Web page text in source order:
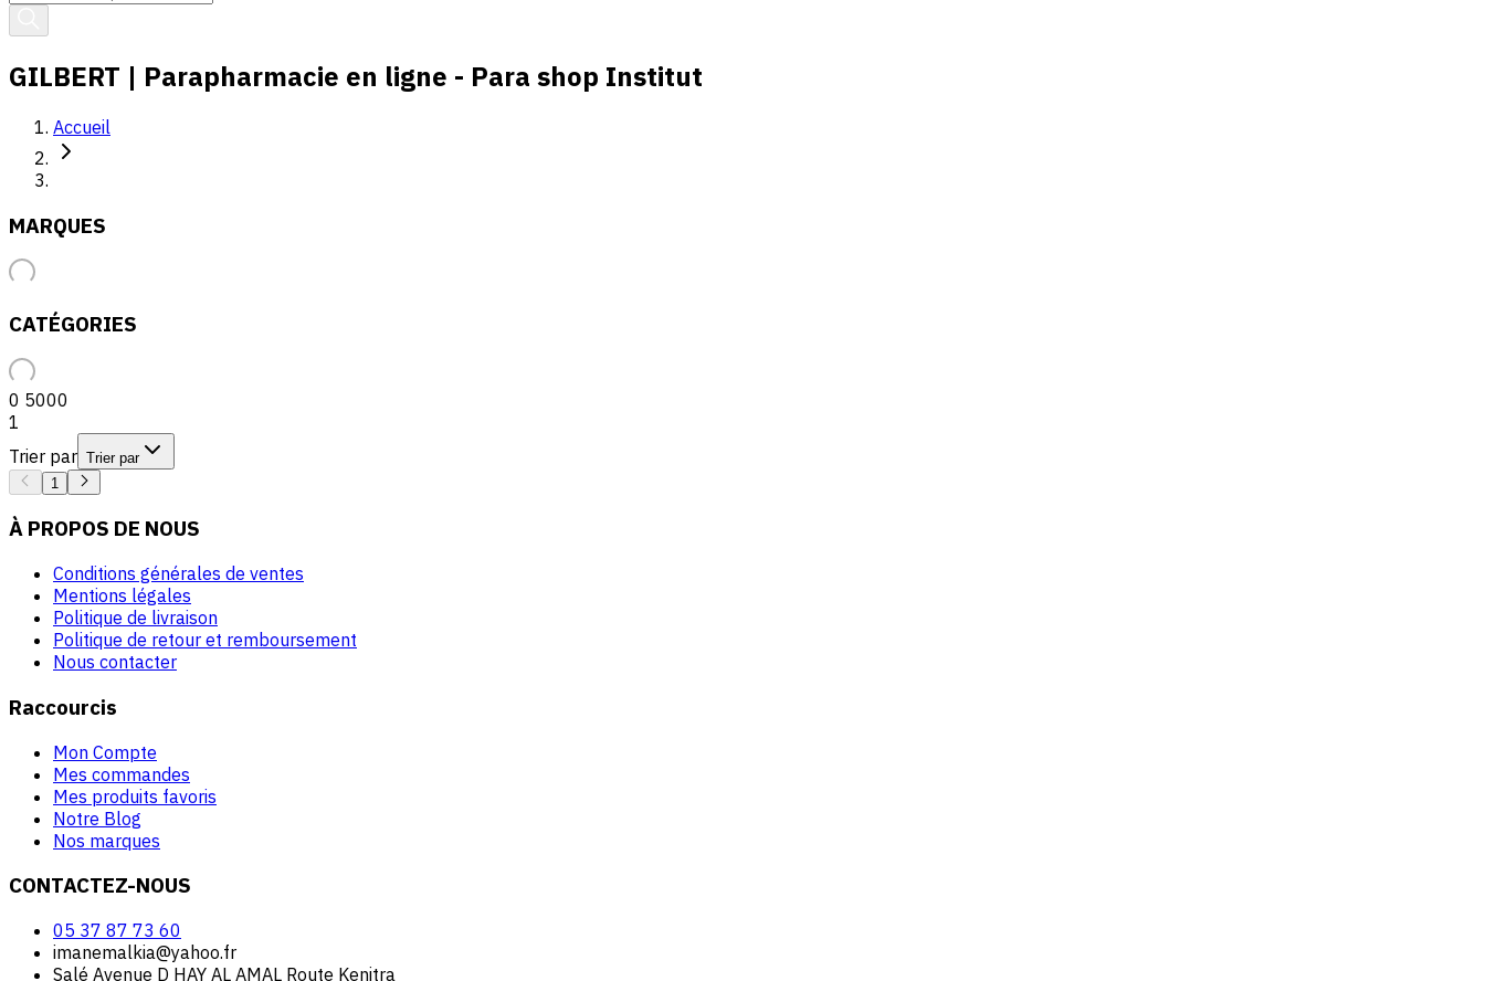
GILBERT | Parapharmacie en ligne - Para shop Institut
Accueil
MARQUES
CATÉGORIES
0 5000
1
Trier par Trier par
1
À PROPOS DE NOUS
Conditions générales de ventes
Mentions légales
Politique de livraison
Politique de retour et remboursement
Nous contacter
Raccourcis
Mon Compte
Mes commandes
Mes produits favoris
Notre Blog
Nos marques
CONTACTEZ-NOUS
05 37 87 73 60
imanemalkia@yahoo.fr
Salé Avenue D HAY AL AMAL Route Kenitra